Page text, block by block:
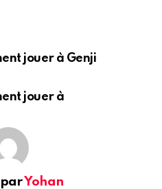
jouer à Genji
jouer à
parYohan